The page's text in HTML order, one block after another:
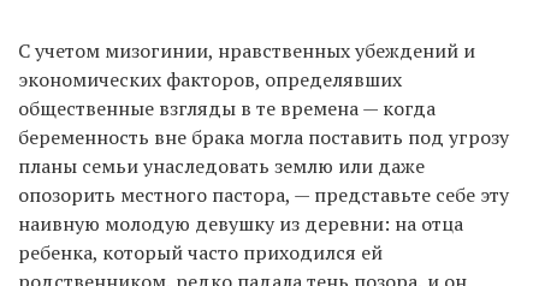
С учетом мизогинии, нравственных убеждений и
экономических факторов, определявших
общественные взгляды в те времена — когда
беременность вне брака могла поставить под угрозу
планы семьи унаследовать землю или даже
опозорить местного пастора, — представьте себе эту
наивную молодую девушку из деревни: на отца
ребенка, который часто приходился ей